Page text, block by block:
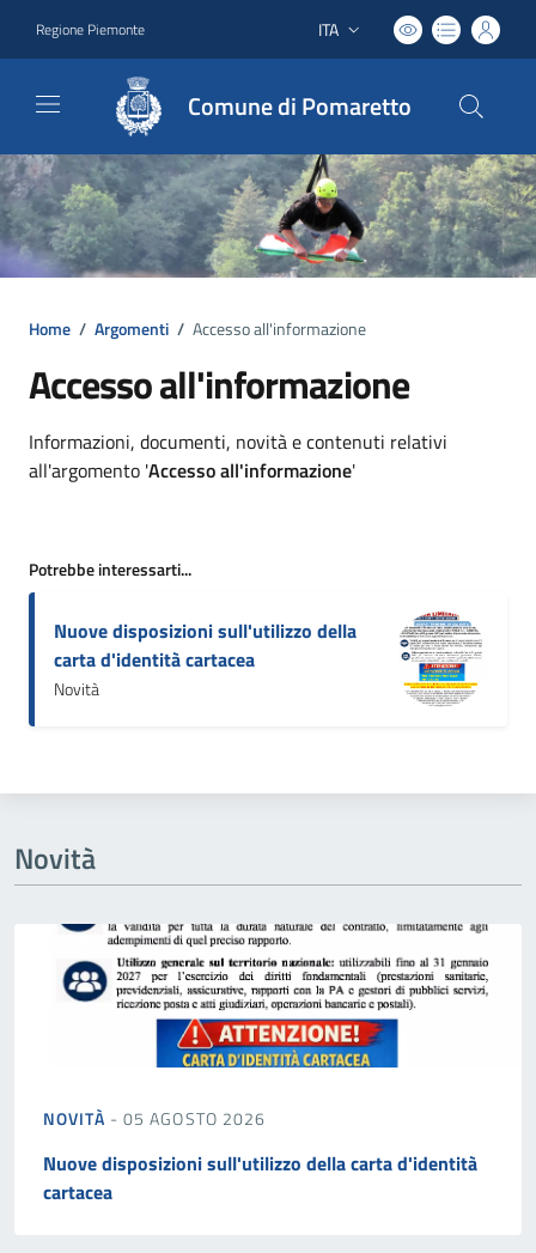
Regione Piemonte Lingua attiva:
ITA
Comune di Pomaretto
Home / Argomenti / Accesso all'informazione
Accesso all'informazione
Dettagli argomento
Informazioni, documenti, novità e contenuti relativi
all'argomento 'Accesso all'informazione'
Potrebbe interessarti...
Nuove disposizioni sull'utilizzo della
carta d'identità cartacea
Novità
Novità
NOVITÀ - 05 AGOSTO 2026
Nuove disposizioni sull'utilizzo della carta d'identità
cartacea